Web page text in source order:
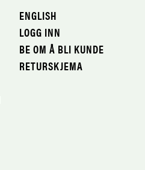
ENGLISH
LOGG INN
BE OM Å BLI KUNDE
RETURSKJEMA